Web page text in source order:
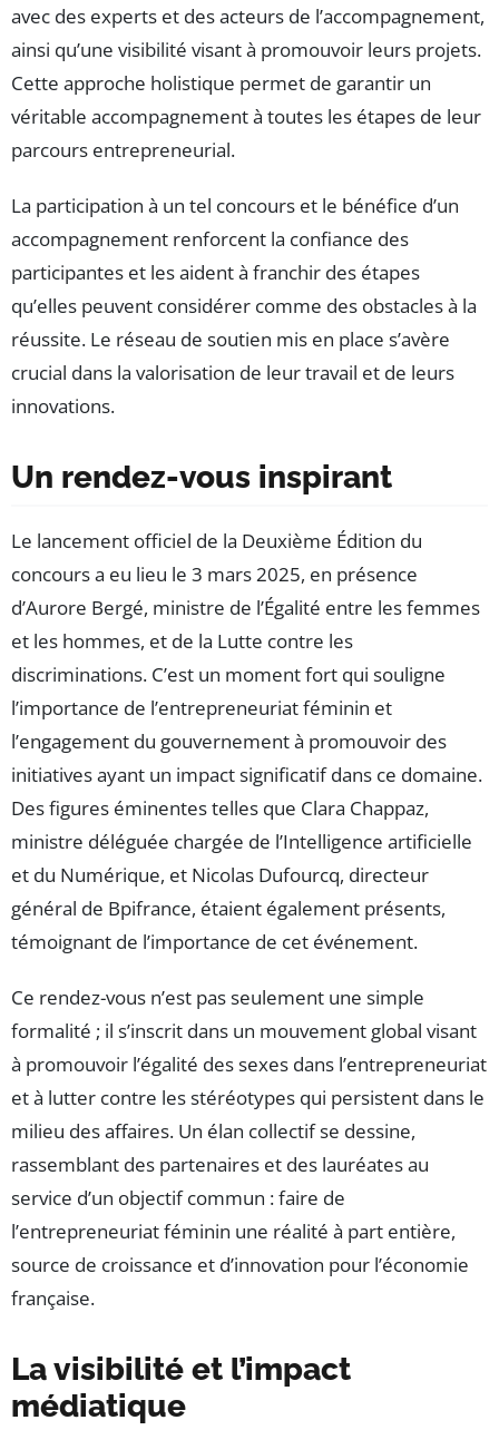
avec des experts et des acteurs de l’accompagnement,
ainsi qu’une visibilité visant à promouvoir leurs projets.
Cette approche holistique permet de garantir un
véritable accompagnement à toutes les étapes de leur
parcours entrepreneurial.
La participation à un tel concours et le bénéfice d’un
accompagnement renforcent la confiance des
participantes et les aident à franchir des étapes
qu’elles peuvent considérer comme des obstacles à la
réussite. Le réseau de soutien mis en place s’avère
crucial dans la valorisation de leur travail et de leurs
innovations.
Un rendez-vous inspirant
Le lancement officiel de la Deuxième Édition du
concours a eu lieu le 3 mars 2025, en présence
d’Aurore Bergé, ministre de l’Égalité entre les femmes
et les hommes, et de la Lutte contre les
discriminations. C’est un moment fort qui souligne
l’importance de l’entrepreneuriat féminin et
l’engagement du gouvernement à promouvoir des
initiatives ayant un impact significatif dans ce domaine.
Des figures éminentes telles que Clara Chappaz,
ministre déléguée chargée de l’Intelligence artificielle
et du Numérique, et Nicolas Dufourcq, directeur
général de Bpifrance, étaient également présents,
témoignant de l’importance de cet événement.
Ce rendez-vous n’est pas seulement une simple
formalité ; il s’inscrit dans un mouvement global visant
à promouvoir l’égalité des sexes dans l’entrepreneuriat
et à lutter contre les stéréotypes qui persistent dans le
milieu des affaires. Un élan collectif se dessine,
rassemblant des partenaires et des lauréates au
service d’un objectif commun : faire de
l’entrepreneuriat féminin une réalité à part entière,
source de croissance et d’innovation pour l’économie
française.
La visibilité et l’impact
médiatique